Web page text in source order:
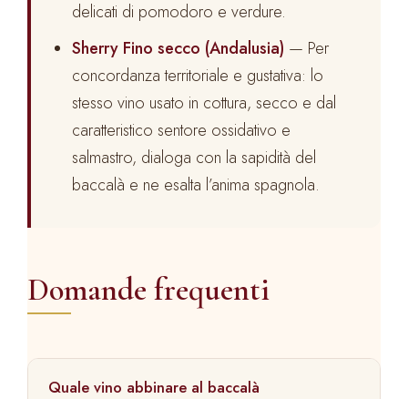
delicati di pomodoro e verdure.
Sherry Fino secco (Andalusia) — Per
concordanza territoriale e gustativa: lo
stesso vino usato in cottura, secco e dal
caratteristico sentore ossidativo e
salmastro, dialoga con la sapidità del
baccalà e ne esalta l’anima spagnola.
Domande frequenti
Quale vino abbinare al baccalà